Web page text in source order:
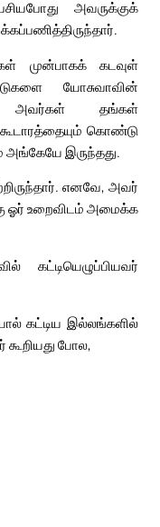
அவருக்குக்
முன்பாகக் கடவுள்
யோசுவாவின்
அவர்கள் தங்கள்
கூடாரத்தையும் கொண்டு
இருந்தது.
எனவே, அவர்
ஓர் உறைவிடம் அமைக்க
கட்டியெழுப்பியவர்
கட்டிய இல்லங்களில்
கூறியது போல,